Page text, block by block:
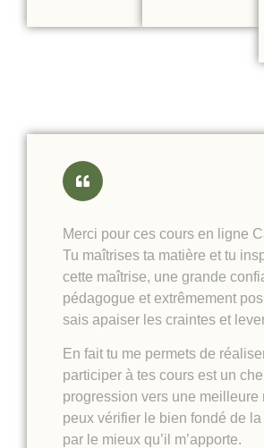
Merci pour ces cours en ligne
Tu maîtrises ta matière et tu
cette maîtrise, une grande
pédagogue et extrêmement
sais apaiser les craintes et
En fait tu me permets de
participer à tes cours est un
progression vers une meilleure
peux vérifier le bien fondé de
par le mieux qu’il m’apporte.